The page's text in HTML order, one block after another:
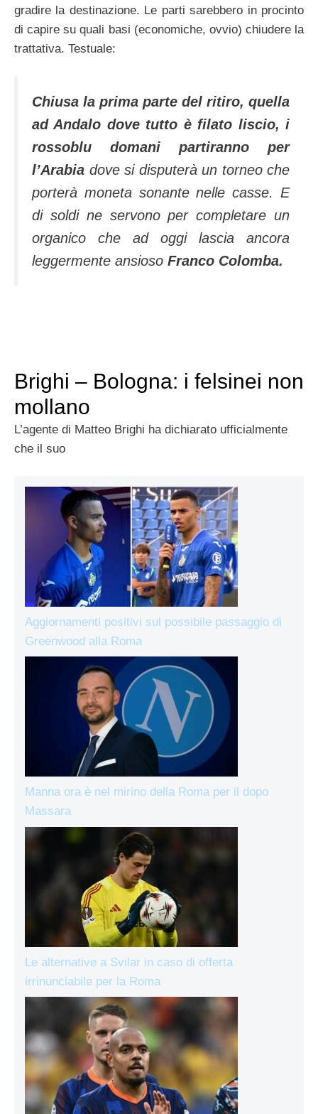
gradire la destinazione. Le parti sarebbero in procinto
di capire su quali basi (economiche, ovvio) chiudere la
trattativa. Testuale:
Chiusa la prima parte del ritiro, quella
ad Andalo dove tutto è filato liscio, i
rossoblu domani partiranno per
l’Arabia dove si disputerà un torneo che
porterà moneta sonante nelle casse. E
di soldi ne servono per completare un
organico che ad oggi lascia ancora
leggermente ansioso Franco Colomba.
Brighi – Bologna: i felsinei non
mollano
L’agente di Matteo Brighi ha dichiarato ufficialmente
che il suo
Aggiornamenti positivi sul possibile passaggio di
Greenwood alla Roma
Manna ora è nel mirino della Roma per il dopo
Massara
Le alternative a Svilar in caso di offerta
irrinunciabile per la Roma